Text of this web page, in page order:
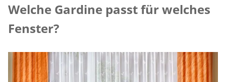
Welche Gardine passt für welches
Fenster?